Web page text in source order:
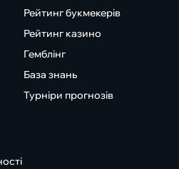
Рейтинг букмекерів
Рейтинг казино
Гемблінг
База знань
Турніри прогнозів